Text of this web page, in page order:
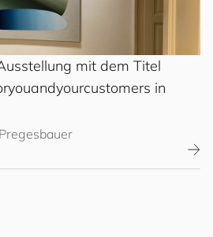
mit dem Titel
youandyourcustomers in